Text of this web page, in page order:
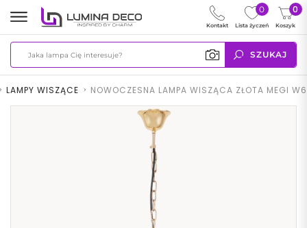
SZUKAJ
0
Koszyk
0
Lista życzeń
Kontakt
LAMPY WISZĄCE > NOWOCZESNA LAMPA WISZĄCA ZŁOTA MEGI W6